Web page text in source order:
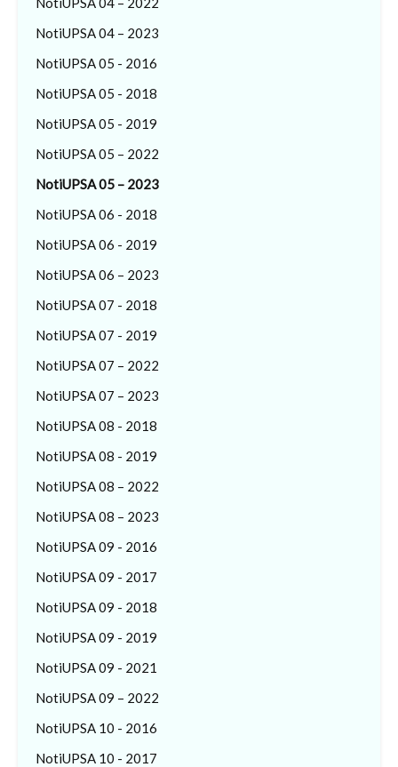
NotiUPSA 04 – 2023
NotiUPSA 05 - 2016
NotiUPSA 05 - 2018
NotiUPSA 05 - 2019
NotiUPSA 05 – 2022
NotiUPSA 05 – 2023
NotiUPSA 06 - 2018
NotiUPSA 06 - 2019
NotiUPSA 06 – 2023
NotiUPSA 07 - 2018
NotiUPSA 07 - 2019
NotiUPSA 07 – 2022
NotiUPSA 07 – 2023
NotiUPSA 08 - 2018
NotiUPSA 08 - 2019
NotiUPSA 08 – 2022
NotiUPSA 08 – 2023
NotiUPSA 09 - 2016
NotiUPSA 09 - 2017
NotiUPSA 09 - 2018
NotiUPSA 09 - 2019
NotiUPSA 09 - 2021
NotiUPSA 09 – 2022
NotiUPSA 10 - 2016
NotiUPSA 10 - 2017